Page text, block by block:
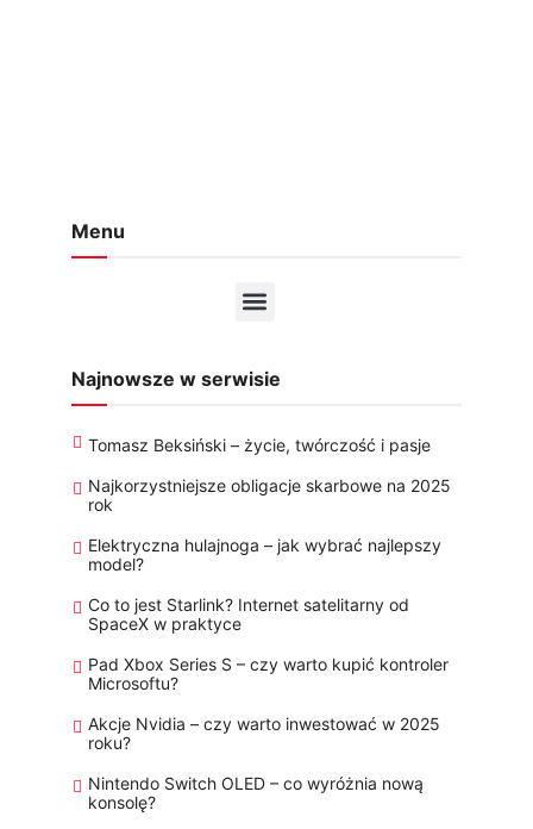
Menu
Najnowsze w serwisie
Tomasz Beksiński – życie, twórczość i pasje
Najkorzystniejsze obligacje skarbowe na 2025
rok
Elektryczna hulajnoga – jak wybrać najlepszy
model?
Co to jest Starlink? Internet satelitarny od
SpaceX w praktyce
Pad Xbox Series S – czy warto kupić kontroler
Microsoftu?
Akcje Nvidia – czy warto inwestować w 2025
roku?
Nintendo Switch OLED – co wyróżnia nową
konsolę?